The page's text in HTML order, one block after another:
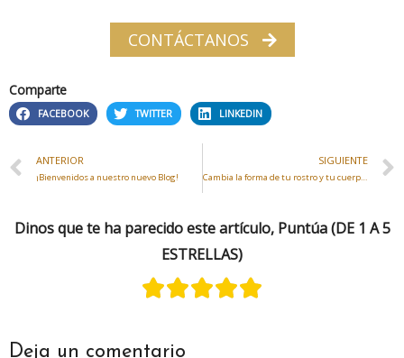
CONTÁCTANOS
Comparte
FACEBOOK TWITTER LINKEDIN
ANTERIOR
¡Bienvenidos a nuestro nuevo Blog!
SIGUIENTE
Cambia la forma de tu rostro y tu cuerpo sin cirugía
Dinos que te ha parecido este artículo, Puntúa (DE 1 A 5
ESTRELLAS)
Deja un comentario